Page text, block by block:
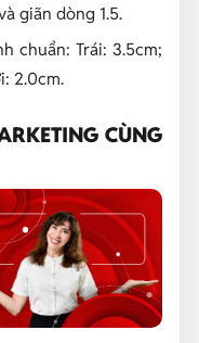
giãn dòng 1.5.
chuẩn: Trái: 3.5cm;
2.0cm.
CÙNG